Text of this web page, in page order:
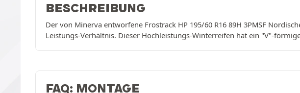
BESCHREIBUNG
Der von Minerva entworfene Frostrack HP 195/60 R16 89H 3PMSF
Leistungs-Verhältnis. Dieser Hochleistungs-Winterreifen hat ein "V"-
FAQ: MONTAGE